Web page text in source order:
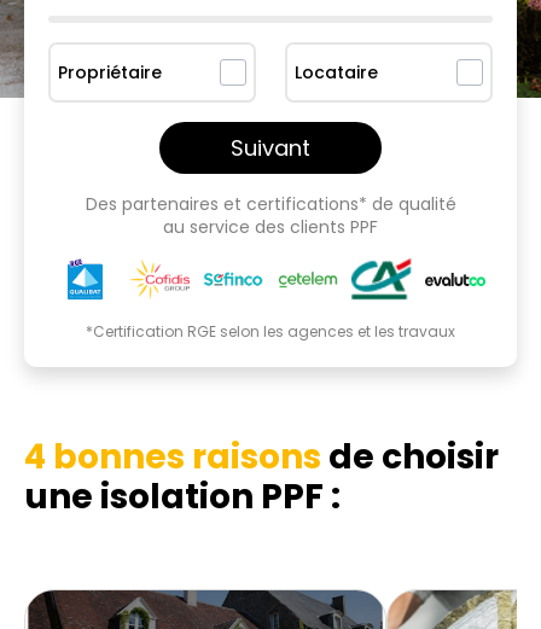
Propriétaire Locataire
Suivant
Des partenaires et certifications* de qualité
au service des clients PPF
*Certification RGE selon les agences et les travaux
4 bonnes raisons de choisir
une isolation PPF :